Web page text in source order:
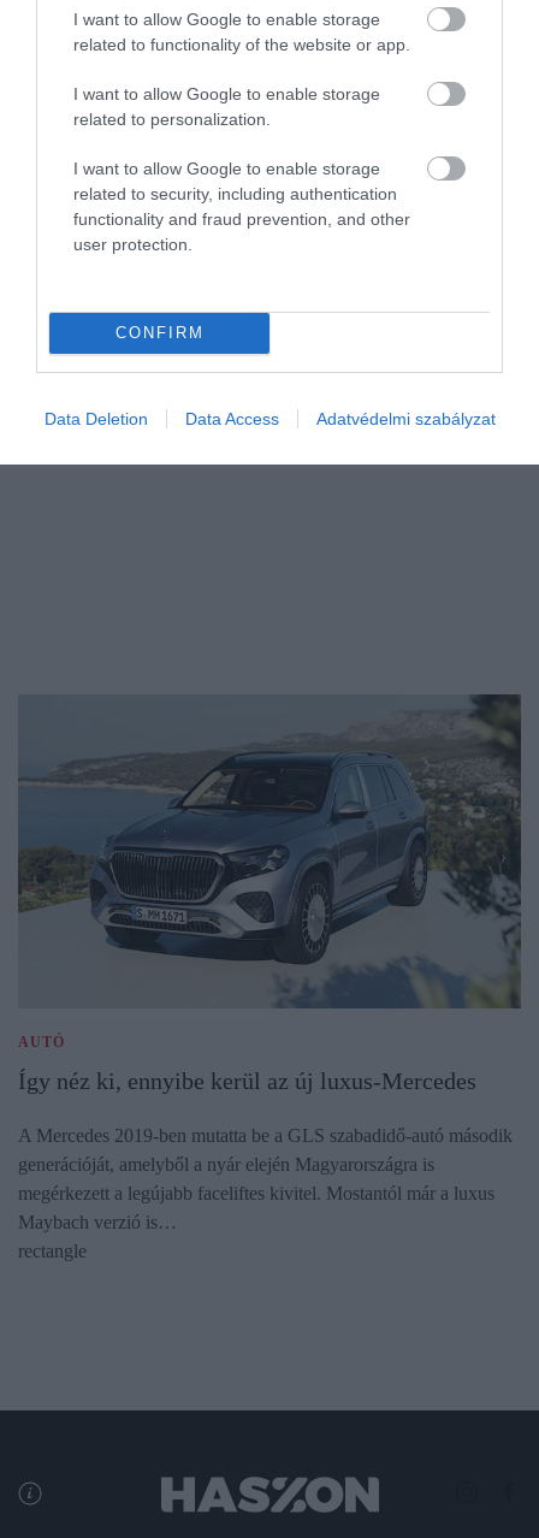
I want to allow Google to enable storage
related to functionality of the website or app.
I want to allow Google to enable storage
related to personalization.
I want to allow Google to enable storage
related to security, including authentication
functionality and fraud prevention, and other
user protection.
CONFIRM
Data Deletion Data Access Adatvédelmi szabályzat
ÉLETSTÍLUS
letelepedésre
Miközben Norvégia rendszeresen a világ legboldogabb országai
bizonyult a…
AUTÓ
Így néz ki, ennyibe kerül az új luxus-Mercedes
A Mercedes 2019-ben mutatta be a GLS szabadidő-autó második
generációját, amelyből a nyár elején Magyarországra is
megérkezett a legújabb faceliftes kivitel. Mostantól már a luxus
Maybach verzió is…
rectangle